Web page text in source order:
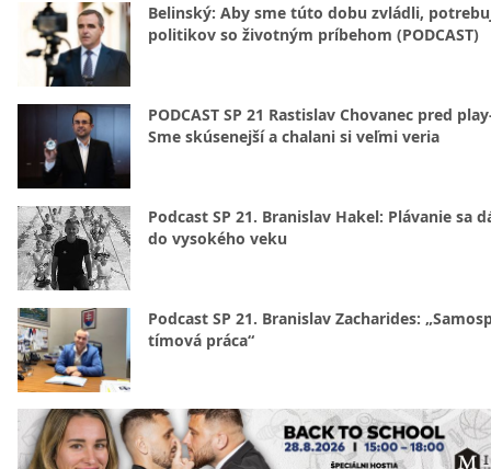
Belinský: Aby sme túto dobu zvládli,
politikov so životným príbehom (PODCAST)
PODCAST SP 21 Rastislav Chovanec pred
Sme skúsenejší a chalani si veľmi veria
Podcast SP 21. Branislav Hakel: Plávanie sa
do vysokého veku
Podcast SP 21. Branislav Zacharides:
tímová práca“